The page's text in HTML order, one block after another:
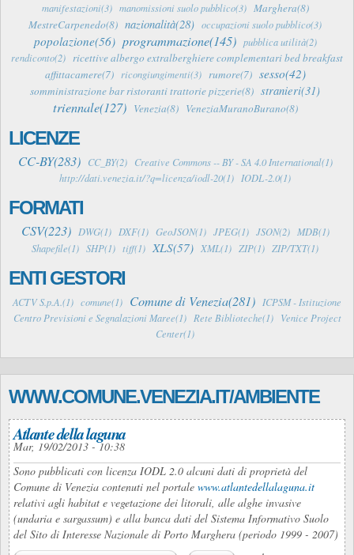
manifestazioni(3) manomissioni suolo pubblico(3) Marghera(8)
MestreCarpenedo(8) nazionalità(28) occupazioni suolo pubblico(3)
popolazione(56) programmazione(145) pubblica utilità(2)
rendiconto(2) ricettive albergo extralberghiere complementari bed breakfast
affittacamere(7)
ricongiungimenti(3) rumore(7) sesso(42)
somministrazione bar ristoranti trattorie pizzerie(8) stranieri(31)
triennale(127) Venezia(8) VeneziaMuranoBurano(8)
LICENZE
CC-BY(283) CC_BY(2)
Creative Commons -- BY - SA 4.0 International(1)
http://dati.venezia.it/?q=licenza/iodl-20(1)
IODL-2.0(1)
FORMATI
CSV(223) DWG(1) DXF(1) GeoJSON(1) JPEG(1) JSON(2)
MDB(1)
Shapefile(1) SHP(1) tiff(1) XLS(57) XML(1) ZIP(1) ZIP/TXT(1)
ENTI GESTORI
ACTV S.p.A.(1) comune(1) Comune di Venezia(281)
ICPSM - Istituzione
Centro Previsioni e Segnalazioni Maree(1)
Rete Biblioteche(1)
Venice Project
Center(1)
WWW.COMUNE.VENEZIA.IT/AMBIENTE
Atlante della laguna
Mar, 19/02/2013 - 10:38
Sono pubblicati con licenza IODL 2.0 alcuni dati di proprietà del
Comune di Venezia contenuti nel portale www.atlantedellalaguna.it
relativi agli habitat e vegetazione dei litorali, alle alghe invasive
(undaria e sargassum) e alla banca dati del Sistema Informativo Suolo
del Sito di Interesse Nazionale di Porto Marghera (periodo 1999 - 2007)